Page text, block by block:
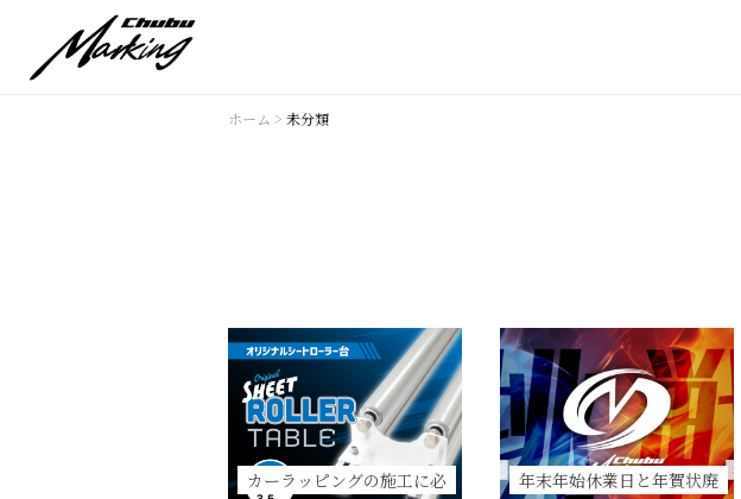
ホーム > 未分類
カーラッピングの施工に必
年末年始休業日と年賀状廃